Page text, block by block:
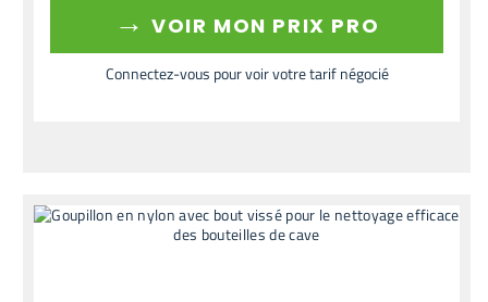
→ VOIR MON PRIX PRO
Connectez-vous pour voir votre tarif négocié